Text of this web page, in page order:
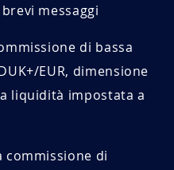
messaggi
di bassa
EUR, dimensione
liquidità impostata a
commissione di